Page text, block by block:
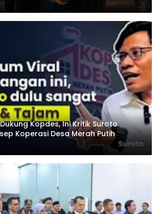
Kopdes, Ini Kritik Suroto
Koperasi Desa Merah Putih